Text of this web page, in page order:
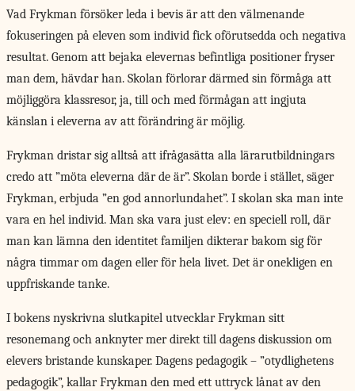
Vad Frykman försökerleda i bevis är att den välmenande
fokuseringen på eleven som individ fick oförutsedda och negativa
resultat. Genom att bejaka elevernas befintliga positioner fryser
man dem, hävdar han. Skolan förlorar därmed sin förmåga att
möjliggöra klassresor, ja, till och med förmågan att ingjuta
känslan i eleverna av att förändring är möjlig.
Frykman dristar sig alltså att ifrågasätta alla lärarutbildningars
credo att ”möta eleverna där de är”. Skolan borde i stället, säger
Frykman, erbjuda ”en god annorlundahet”. I skolan ska man inte
vara en hel individ. Man ska vara just elev: en speciell roll, där
man kan lämna den identitet familjen dikterar bakom sig för
några timmar om dagen eller för hela livet. Det är onekligen en
uppfriskande tanke.
I bokens nyskrivna slutkapitel utvecklar Frykman sitt
resonemang och anknyter mer direkt till dagens diskussion om
elevers bristande kunskaper. Dagens pedagogik – ”otydlighetens
pedagogik”, kallar Frykman den med ett uttryck lånat av den